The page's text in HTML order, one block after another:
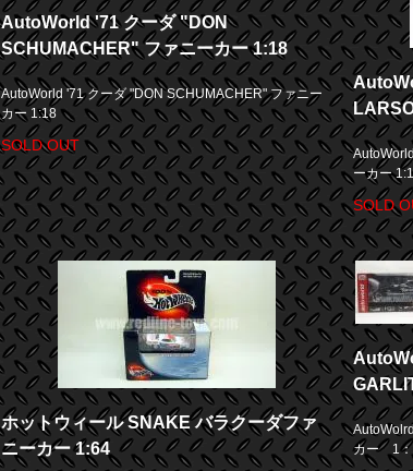
AutoWorld '71 クーダ "DON
SCHUMACHER" ファニーカー 1:18
AutoWorld '71 クーダ "DON SCHUMACHER" ファニー
カー 1:18
SOLD OUT
ーカー
SOLD
ホットウィール SNAKE バラクーダファ
ニーカー 1:64
カー 1